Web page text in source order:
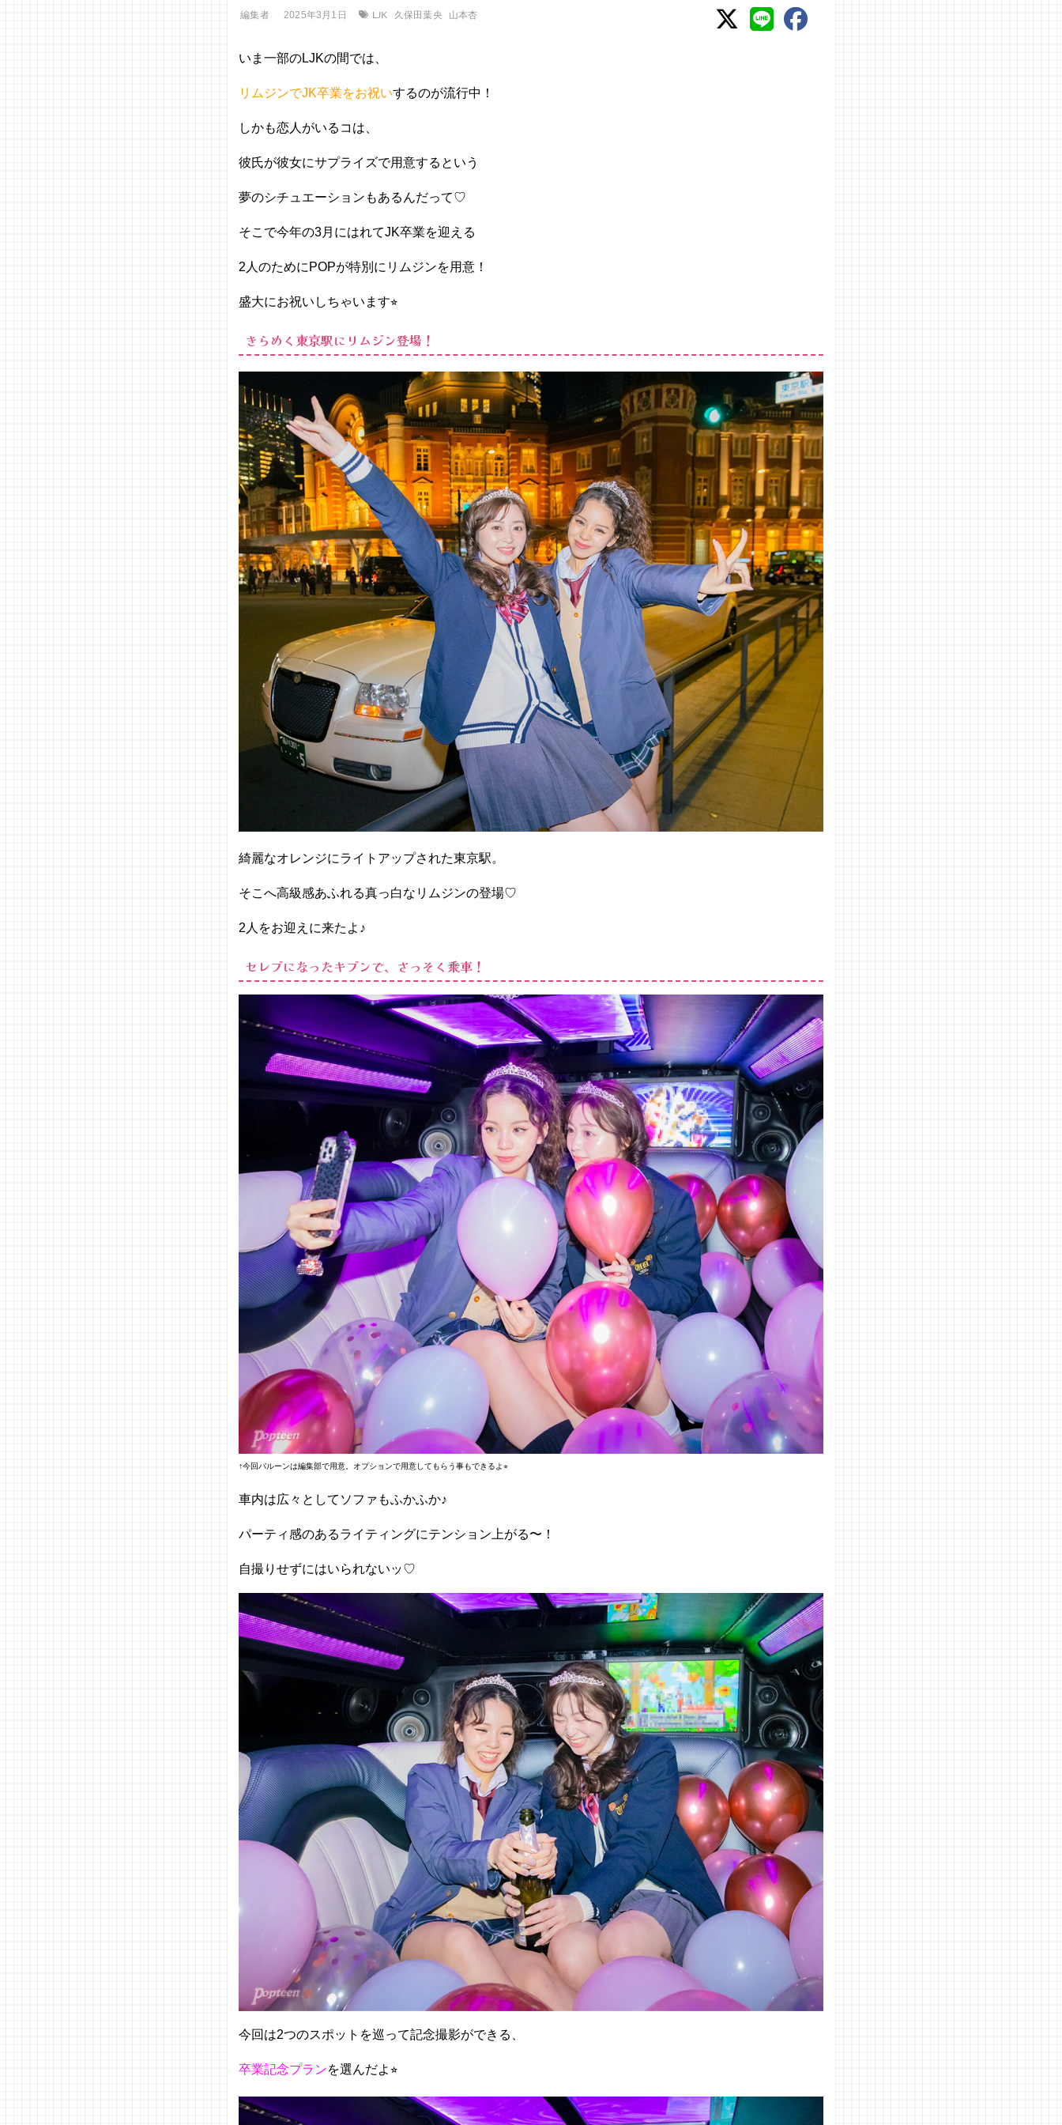
編集者 2025年3月1日 LJK 久保田葉央 山本杏
いま一部のLJKの間では、
リムジンでJK卒業をお祝いするのが流行中！
しかも恋人がいるコは、
彼氏が彼女にサプライズで用意するという
夢のシチュエーションもあるんだって♡
そこで今年の3月にはれてJK卒業を迎える
2人のためにPOPが特別にリムジンを用意！
盛大にお祝いしちゃいます⭐︎
きらめく東京駅にリムジン登場！
綺麗なオレンジにライトアップされた東京駅。
そこへ高級感あふれる真っ白なリムジンの登場♡
2人をお迎えに来たよ♪
セレブになったキブンで、さっそく乗車！
↑今回バルーンは編集部で用意。オプションで用意してもらう事もできるよ⭐︎
車内は広々としてソファもふかふか♪
パーティ感のあるライティングにテンション上がる〜！
自撮りせずにはいられないッ♡
今回は2つのスポットを巡って記念撮影ができる、
卒業記念プランを選んだよ⭐︎